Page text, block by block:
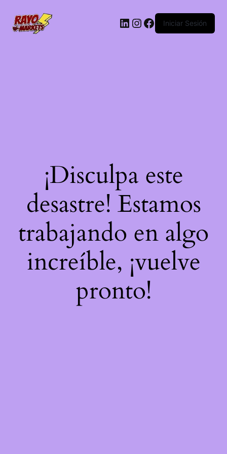
LinkedIn
Instagram
Facebook
Iniciar Sesión
¡Disculpa este
desastre! Estamos
trabajando en algo
increíble, ¡vuelve
pronto!